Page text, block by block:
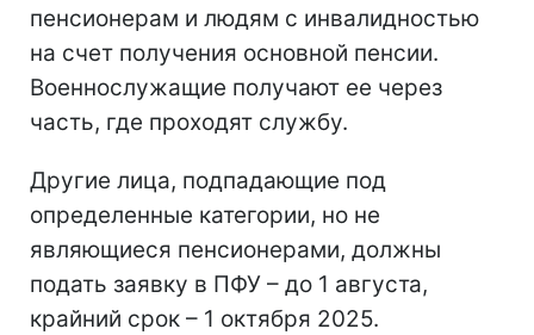
пенсионерам и людям с инвалидностью
на счет получения основной пенсии.
Военнослужащие получают ее через
часть, где проходят службу.
Другие лица, подпадающие под
определенные категории, но не
являющиеся пенсионерами, должны
подать заявку в ПФУ – до 1 августа,
крайний срок – 1 октября 2025.